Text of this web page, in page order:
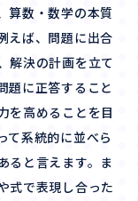
算数・数学の本質
えば、問題に出合
解決の計画を立て
題に正答すること
を高めることを目
て系統的に並べら
ると言えます。ま
式で表現し合った